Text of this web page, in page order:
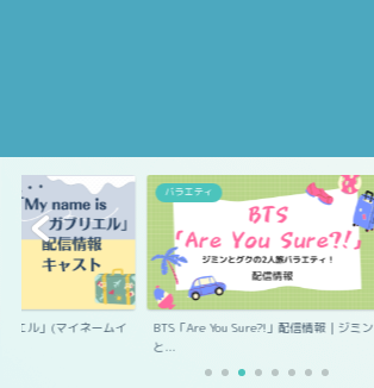
エル」(マイネームイ
バラエティ
BTS「Are You Sure?!」配信情報｜ジミン
と...